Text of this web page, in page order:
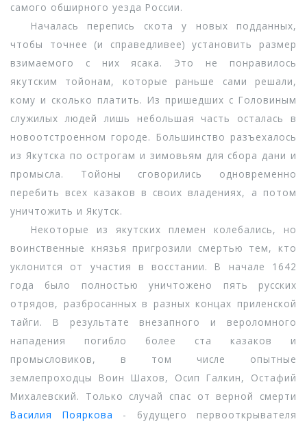
самого обширного уезда России.
Началась перепись скота у новых подданных,
чтобы точнее (и справедливее) установить размер
взимаемого с них ясака. Это не понравилось
якутским тойонам, которые раньше сами решали,
кому и сколько платить. Из пришедших с Головиным
служилых людей лишь небольшая часть осталась в
новоотстроенном городе. Большинство разъехалось
из Якутска по острогам и зимовьям для сбора дани и
промысла. Тойоны сговорились одновременно
перебить всех казаков в своих владениях, а потом
уничтожить и Якутск.
Некоторые из якутских племен колебались, но
воинственные князья пригрозили смертью тем, кто
уклонится от участия в восстании. В начале 1642
года было полностью уничтожено пять русских
отрядов, разбросанных в разных концах приленской
тайги. В результате внезапного и вероломного
нападения погибло более ста казаков и
промысловиков, в том числе опытные
землепроходцы Воин Шахов, Осип Галкин, Остафий
Михалевский. Только случай спас от верной смерти
Василия Пояркова - будущего первооткрывателя